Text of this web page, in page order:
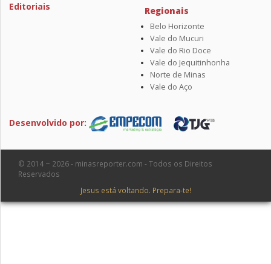
Editoriais
Regionais
Belo Horizonte
Vale do Mucuri
Vale do Rio Doce
Vale do Jequitinhonha
Norte de Minas
Vale do Aço
Desenvolvido por:
© 2014 ~ 2026 - minasreporter.com - Todos os Direitos
Reservados
Jesus está voltando. Prepara-te!